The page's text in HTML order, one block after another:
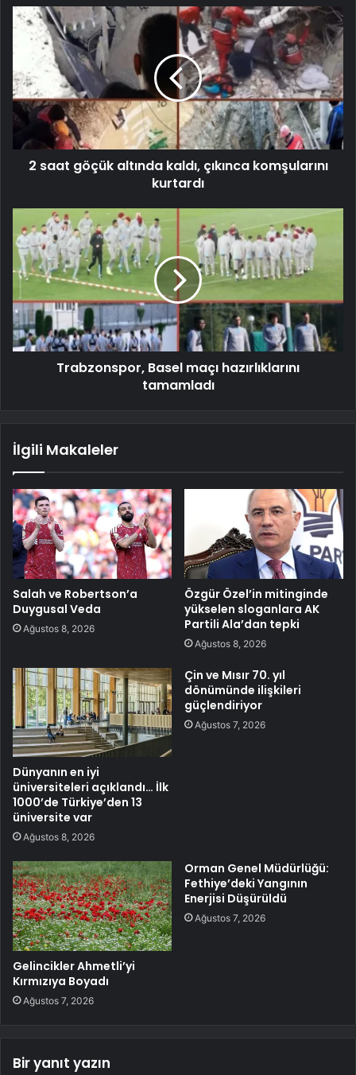
2 saat göçük altında kaldı, çıkınca komşularını
kurtardı
Trabzonspor, Basel maçı hazırlıklarını
tamamladı
İlgili Makaleler
Salah ve Robertson’a
Duygusal Veda
Ağustos 8, 2026
Özgür Özel’in mitinginde
yükselen sloganlara AK
Partili Ala’dan tepki
Ağustos 8, 2026
Dünyanın en iyi
üniversiteleri açıklandı… İlk
1000’de Türkiye’den 13
üniversite var
Ağustos 8, 2026
Çin ve Mısır 70. yıl
dönümünde ilişkileri
güçlendiriyor
Ağustos 7, 2026
Gelincikler Ahmetli’yi
Kırmızıya Boyadı
Ağustos 7, 2026
Orman Genel Müdürlüğü:
Fethiye’deki Yangının
Enerjisi Düşürüldü
Ağustos 7, 2026
Bir yanıt yazın